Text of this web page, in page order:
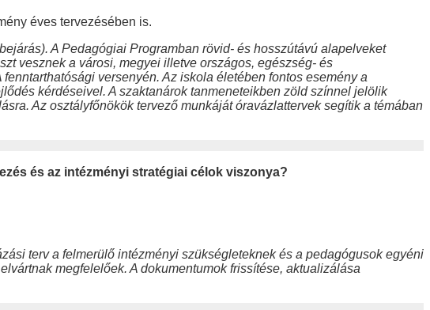
éves tervezésében is.
A Pedagógiai Programban rövid- és hosszútávú alapelveket
vesznek a városi, megyei illetve országos, egészség- és
versenyén. Az iskola életében fontos esemény a
kérdéseivel. A szaktanárok tanmeneteikben zöld színnel jelölik
Az osztályfőnökök tervező munkáját óravázlattervek segítik a témában
és az intézményi stratégiai célok viszonya?
terv a felmerülő intézményi szükségleteknek és a pedagógusok egyéni
megfelelőek. A dokumentumok frissítése, aktualizálása